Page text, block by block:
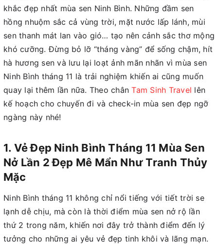
khắc đẹp nhất mùa sen Ninh Bình. Những đầm sen
hồng nhuộm sắc cả vùng trời, mặt nước lấp lánh, mùi
sen thanh mát lan vào gió… tạo nên cảnh sắc thơ mộng
khó cưỡng. Đừng bỏ lỡ “tháng vàng” để sống chậm, hít
hà hương sen và lưu lại loạt ảnh mãn nhãn vì mùa sen
Ninh Bình tháng 11 là trải nghiệm khiến ai cũng muốn
quay lại thêm lần nữa. Theo chânTam Sinh Travel lên
kế hoạch cho chuyến đi và check-in mùa sen đẹp ngỡ
ngàng này nhé!
1. Vẻ Đẹp Ninh Bình Tháng 11 Mùa Sen
Nở Lần 2 Đẹp Mê Mẩn Như Tranh Thủy
Mặc
Ninh Bình tháng 11 không chỉ nổi tiếng với tiết trời se
lạnh dễ chịu, mà còn là thời điểm mùa sen nở rộ lần
thứ 2 trong năm, khiến nơi đây trở thành điểm đến lý
tưởng cho những ai yêu vẻ đẹp tinh khôi và lãng mạn.